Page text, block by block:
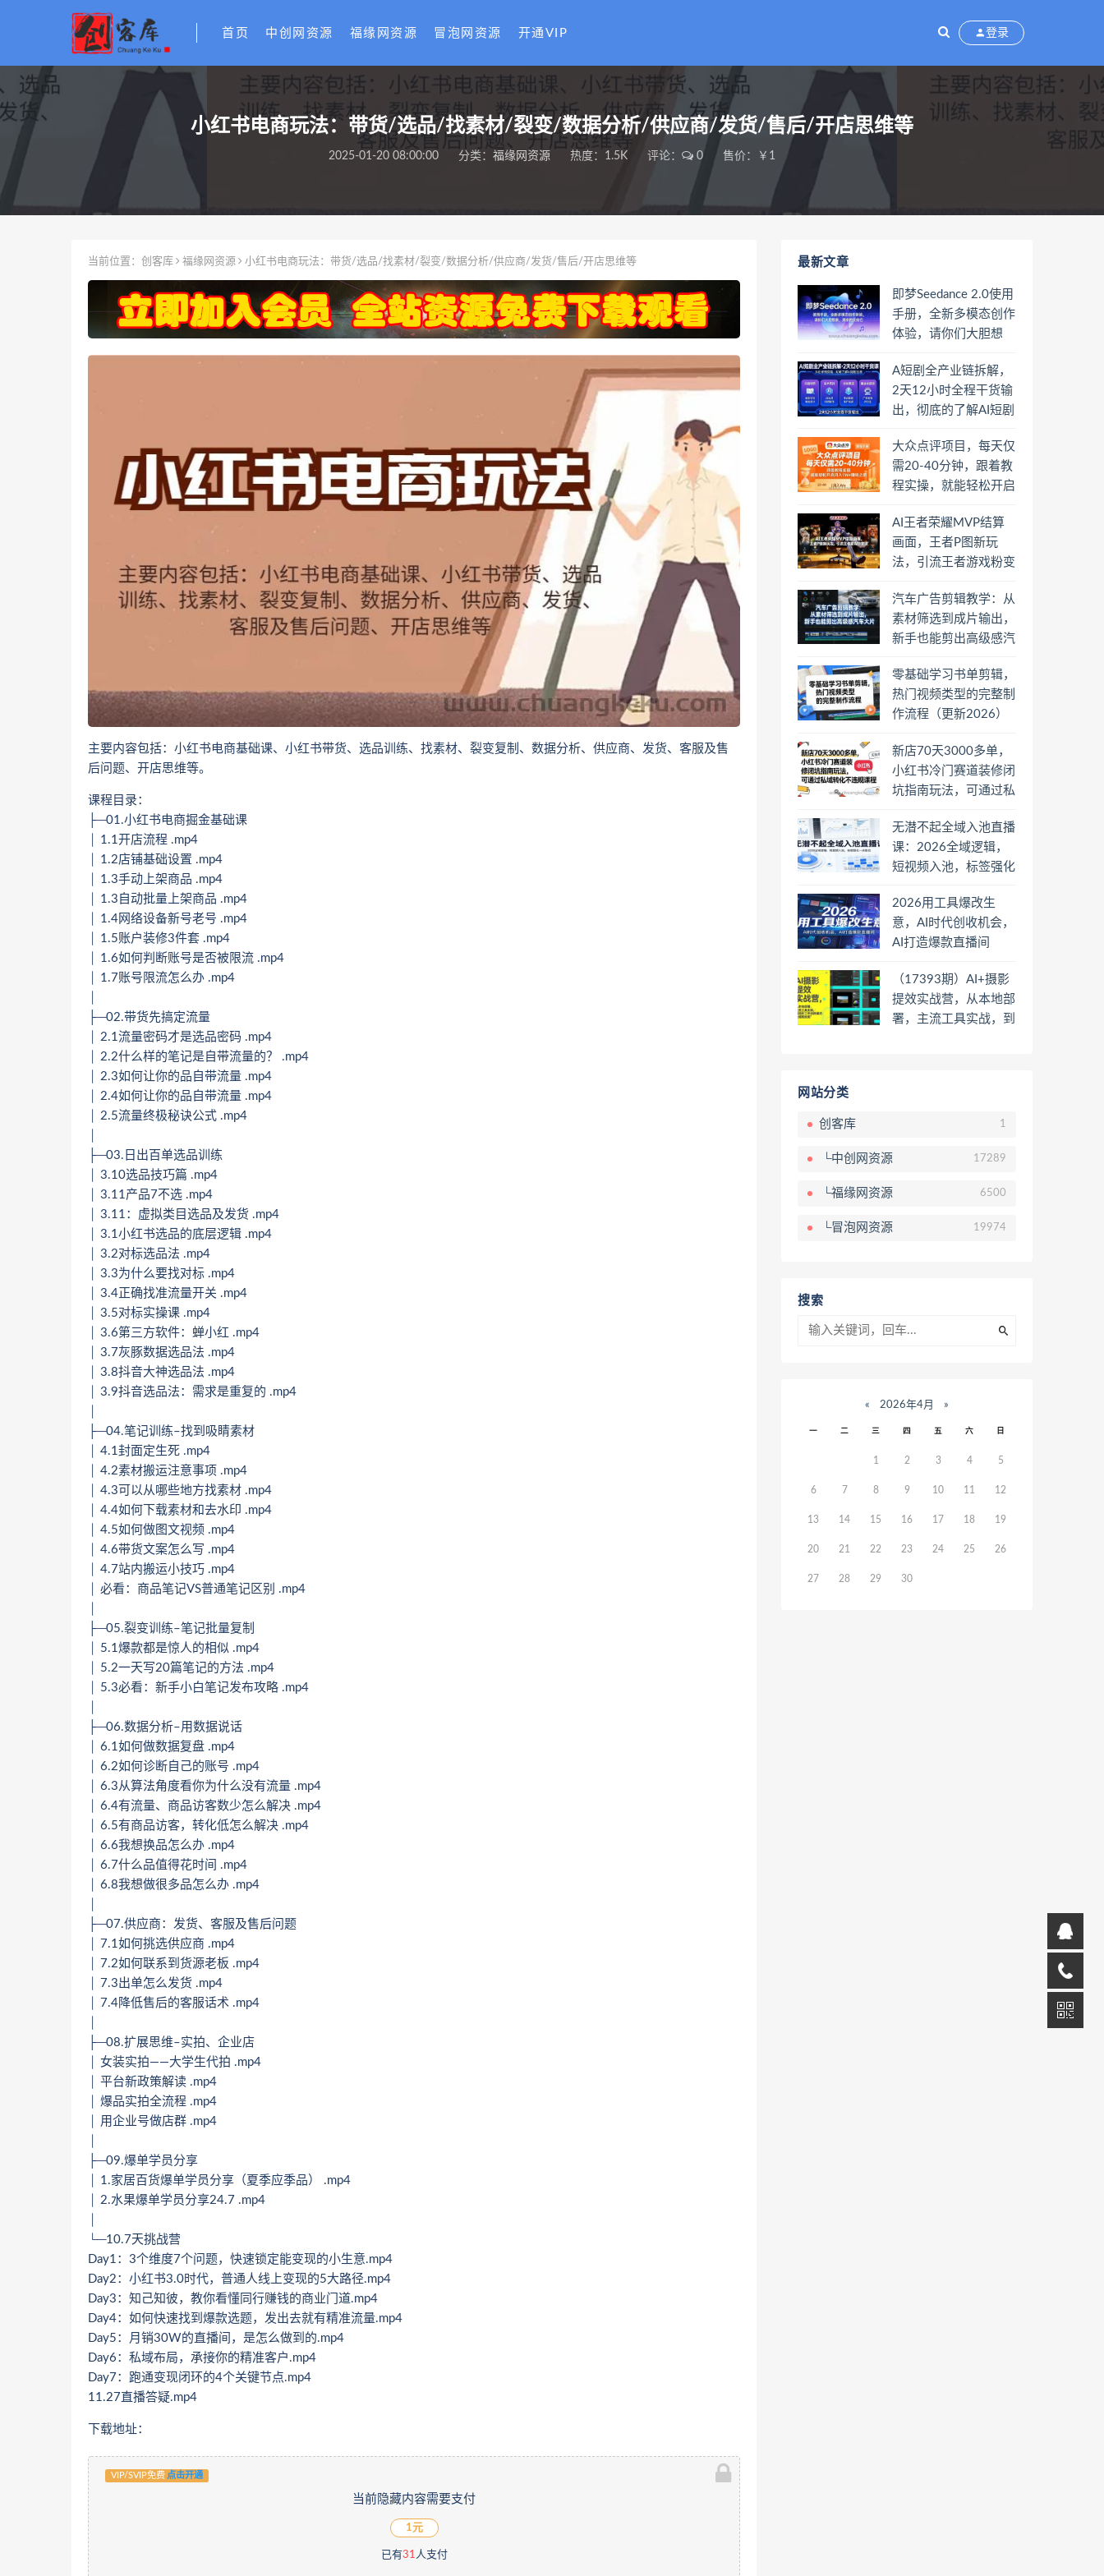
首页 中创网资源 福缘网资源 冒泡网资源 开通VIP 登录
小红书电商玩法：带货/选品/找素材/裂变/数据分析/供应商/发货/售后/开店思维等
2025-01-20 08:00:00 分类： 福缘网资源 热度：1.5K 评论： 0 售价：￥1
当前位置： 创客库 福缘网资源 小红书电商玩法：带货/选品/找素材/裂变/数据分析/供应商/发货/售后/开店思维等
主要内容包括：小红书电商基础课、小红书带货、选品训练、找素材、裂变复制、数据分析、供应商、发货、客服及售
后问题、开店思维等。
课程目录：
├─01.小红书电商掘金基础课
│ 1.1开店流程 .mp4
│ 1.2店铺基础设置 .mp4
│ 1.3手动上架商品 .mp4
│ 1.3自动批量上架商品 .mp4
│ 1.4网络设备新号老号 .mp4
│ 1.5账户装修3件套 .mp4
│ 1.6如何判断账号是否被限流 .mp4
│ 1.7账号限流怎么办 .mp4
├─02.带货先搞定流量
│ 2.1流量密码才是选品密码 .mp4
│ 2.2什么样的笔记是自带流量的？ .mp4
│ 2.3如何让你的品自带流量 .mp4
│ 2.4如何让你的品自带流量 .mp4
│ 2.5流量终极秘诀公式 .mp4
├─03.日出百单选品训练
│ 3.10选品技巧篇 .mp4
│ 3.11产品7不选 .mp4
│ 3.11：虚拟类目选品及发货 .mp4
│ 3.1小红书选品的底层逻辑 .mp4
│ 3.2对标选品法 .mp4
│ 3.3为什么要找对标 .mp4
│ 3.4正确找准流量开关 .mp4
│ 3.5对标实操课 .mp4
│ 3.6第三方软件：蝉小红 .mp4
│ 3.7灰豚数据选品法 .mp4
│ 3.8抖音大神选品法 .mp4
│ 3.9抖音选品法：需求是重复的 .mp4
├─04.笔记训练–找到吸睛素材
│ 4.1封面定生死 .mp4
│ 4.2素材搬运注意事项 .mp4
│ 4.3可以从哪些地方找素材 .mp4
│ 4.4如何下载素材和去水印 .mp4
│ 4.5如何做图文视频 .mp4
│ 4.6带货文案怎么写 .mp4
│ 4.7站内搬运小技巧 .mp4
│ 必看：商品笔记VS普通笔记区别 .mp4
├─05.裂变训练–笔记批量复制
│ 5.1爆款都是惊人的相似 .mp4
│ 5.2一天写20篇笔记的方法 .mp4
│ 5.3必看：新手小白笔记发布攻略 .mp4
├─06.数据分析–用数据说话
│ 6.1如何做数据复盘 .mp4
│ 6.2如何诊断自己的账号 .mp4
│ 6.3从算法角度看你为什么没有流量 .mp4
│ 6.4有流量、商品访客数少怎么解决 .mp4
│ 6.5有商品访客，转化低怎么解决 .mp4
│ 6.6我想换品怎么办 .mp4
│ 6.7什么品值得花时间 .mp4
│ 6.8我想做很多品怎么办 .mp4
├─07.供应商：发货、客服及售后问题
│ 7.1如何挑选供应商 .mp4
│ 7.2如何联系到货源老板 .mp4
│ 7.3出单怎么发货 .mp4
│ 7.4降低售后的客服话术 .mp4
├─08.扩展思维–实拍、企业店
│ 女装实拍——大学生代拍 .mp4
│ 平台新政策解读 .mp4
│ 爆品实拍全流程 .mp4
│ 用企业号做店群 .mp4
├─09.爆单学员分享
│ 1.家居百货爆单学员分享（夏季应季品） .mp4
│ 2.水果爆单学员分享24.7 .mp4
└─10.7天挑战营
Day1：3个维度7个问题，快速锁定能变现的小生意.mp4
Day2：小红书3.0时代，普通人线上变现的5大路径.mp4
Day3：知己知彼，教你看懂同行赚钱的商业门道.mp4
Day4：如何快速找到爆款选题，发出去就有精准流量.mp4
Day5：月销30W的直播间，是怎么做到的.mp4
Day6：私域布局，承接你的精准客户.mp4
Day7：跑通变现闭环的4个关键节点.mp4
11.27直播答疑.mp4
下载地址：
VIP/SVIP免费 点击开通
当前隐藏内容需要支付
1元
已有31 人支付
最新文章
即梦Seedance 2.0使用
手册，全新多模态创作
体验，请你们大胆想
A短剧全产业链拆解，
2天12小时全程干货输
出，彻底的了解AI短剧
大众点评项目，每天仅
需20-40分钟，跟着教
程实操，就能轻松开启
AI王者荣耀MVP结算
画面，王者P图新玩
法，引流王者游戏粉变
汽车广告剪辑教学：从
素材筛选到成片输出，
新手也能剪出高级感汽
零基础学习书单剪辑，
热门视频类型的完整制
作流程（更新2026）
新店70天3000多单，
小红书冷门赛道装修闭
坑指南玩法，可通过私
无潜不起全域入池直播
课：2026全域逻辑，
短视频入池，标签强化
2026用工具爆改生
意，AI时代创收机会，
AI打造爆款直播间
（17393期）AI+摄影
提效实战营，从本地部
署，主流工具实战，到
网站分类
创客库 1
└中创网资源 17289
└福缘网资源 6500
└冒泡网资源 19974
搜索
« 2026年4月 »
一 二 三 四 五 六 日
1 2 3 4 5
6 7 8 9 10 11 12
13 14 15 16 17 18 19
20 21 22 23 24 25 26
27 28 29 30